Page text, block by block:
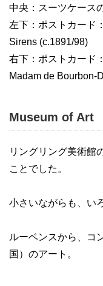
中央：スーツケース
左下：ポストカード
Sirens (c.1891/98)
右下：ポストカード
Madam de Bourbon-
Museum of Art
リングリング美術館
ことでした。
小さいながらも、い
ルーベンスから、コ
国）のアート。